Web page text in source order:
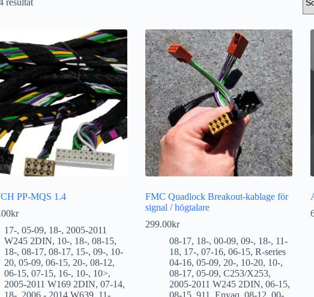
resultat
PP-MQS 1.4
kr
17-, 05-09, 18-, 2005-2011
W245 2DIN, 10-, 18-, 08-15,
18-, 08-17, 08-17, 15-, 09-, 10-
20, 05-09, 06-15, 20-, 08-12,
06-15, 07-15, 16-, 10-, 10>,
2005-2011 W169 2DIN, 07-14,
18-, 2006 - 2014 W639, 11-,
FMC Quadlock Breakout-kablage för
signal / högtalare
299.00kr
08-17, 18-, 00-09, 09-, 18-, 11-
18, 17-, 07-16, 06-15, R-series
04-16, 05-09, 20-, 10-20, 10-,
08-17, 05-09, C253/X253,
2005-2011 W245 2DIN, 06-15,
08-15, 911 , Enyaq, 08-12, 00-